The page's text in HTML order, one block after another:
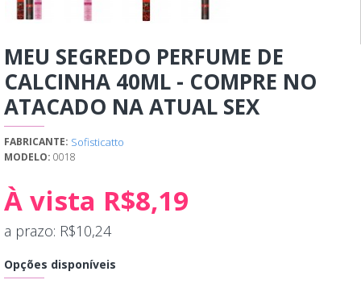
MEU SEGREDO PERFUME DE
CALCINHA 40ML - COMPRE NO
ATACADO NA ATUAL SEX
À vista R$8,19
a prazo: R$10,24
FABRICANTE: Sofisticatto
MODELO: 0018
Opções disponíveis